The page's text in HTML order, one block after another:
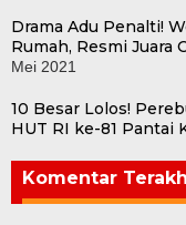
Drama Adu Penalti!
Rumah, Resmi Juara
Mei 2021
10 Besar Lolos!
HUT RI ke-81 Pantai
Komentar